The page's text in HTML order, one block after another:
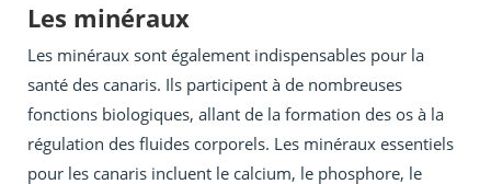
Les minéraux
Les minéraux sont également indispensables pour la
santé des canaris. Ils participent à de nombreuses
fonctions biologiques, allant de la formation des os à la
régulation des fluides corporels. Les minéraux essentiels
pour les canaris incluent le calcium, le phosphore, le